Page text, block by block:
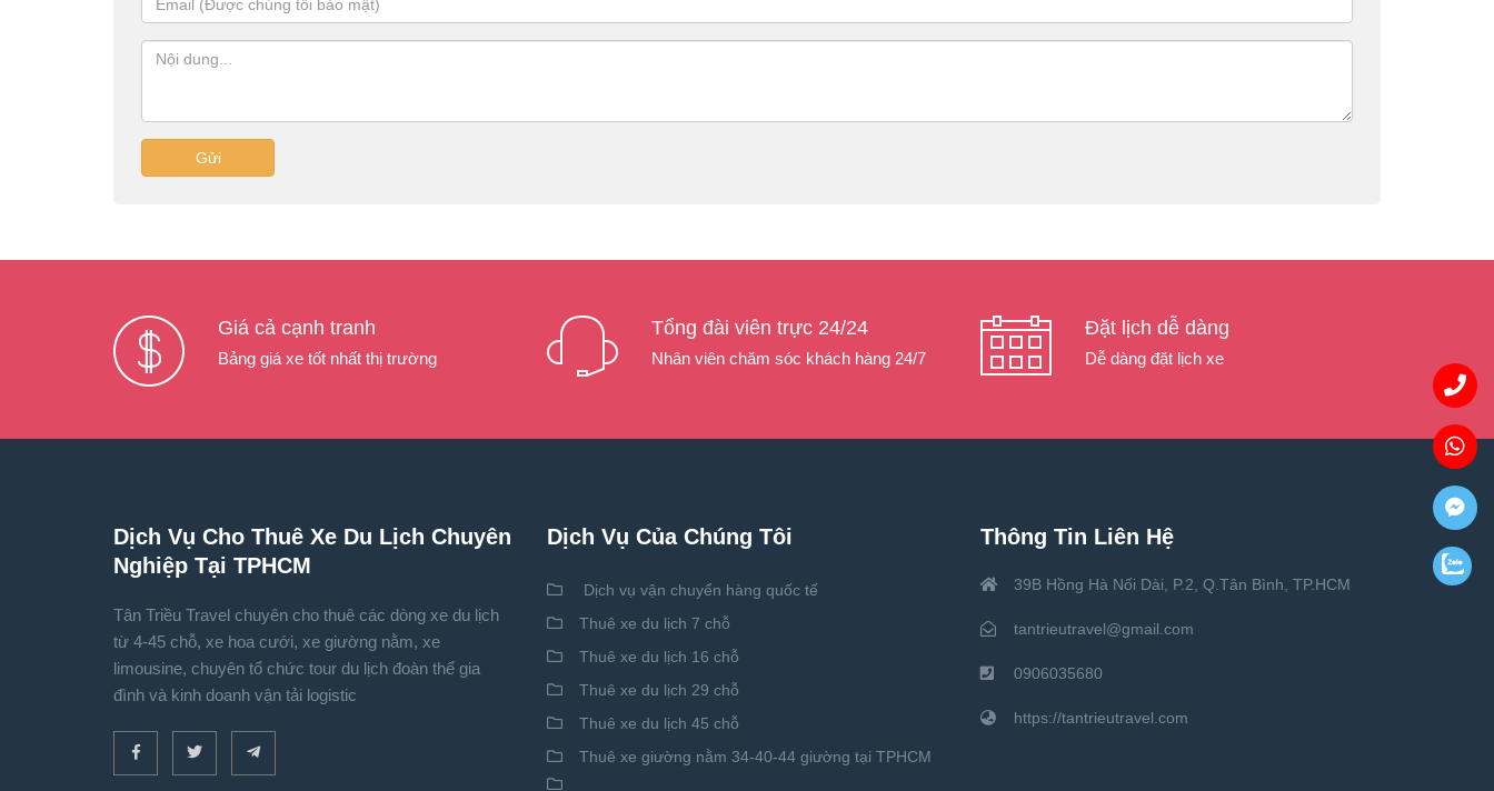
Gửi
Giá cả cạnh tranh
Bảng giá xe tốt nhất thị trường
Tổng đài viên trực 24/24
Nhân viên chăm sóc khách hàng 24/7
Đặt lịch dễ dàng
Dễ dàng đặt lịch xe
Dịch Vụ Cho Thuê Xe Du Lịch Chuyên
Nghiệp Tại TPHCM
Tân Triều Travel chuyên cho thuê các dòng xe du lịch
từ 4-45 chỗ, xe hoa cưới, xe giường nằm, xe
limousine, chuyên tổ chức tour du lịch đoàn thể gia
đình và kinh doanh vận tải logistic
Dịch Vụ Của Chúng Tôi
Dịch vụ vận chuyển hàng quốc tế
Thuê xe du lịch 7 chỗ
Thuê xe du lịch 16 chỗ
Thuê xe du lịch 29 chỗ
Thuê xe du lịch 45 chỗ
Thuê xe giường nằm 34-40-44 giường tại TPHCM
Thông Tin Liên Hệ
39B Hồng Hà Nối Dài, P.2, Q.Tân Bình, TP.HCM
tantrieutravel@gmail.com
0906035680
https://tantrieutravel.com